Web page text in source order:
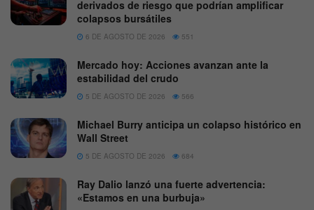
derivados de riesgo que podrían amplificar
colapsos bursátiles
6 DE AGOSTO DE 2026 551
Mercado hoy: Acciones avanzan ante la
estabilidad del crudo
5 DE AGOSTO DE 2026 566
Michael Burry anticipa un colapso histórico en
Wall Street
5 DE AGOSTO DE 2026 684
Ray Dalio lanzó una fuerte advertencia:
«Estamos en una burbuja»